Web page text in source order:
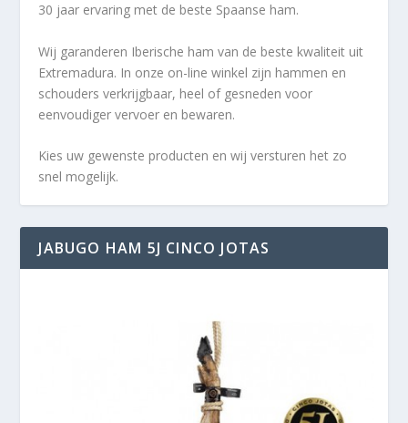
30 jaar ervaring met de beste Spaanse ham.
Wij garanderen Iberische ham van de beste kwaliteit uit
Extremadura. In onze on-line winkel zijn hammen en
schouders verkrijgbaar, heel of gesneden voor
eenvoudiger vervoer en bewaren.
Kies uw gewenste producten en wij versturen het zo
snel mogelijk.
JABUGO HAM 5J CINCO JOTAS